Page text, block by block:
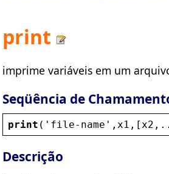
print
imprime variáveis em um
Seqüência de
print ( ' file- name ' , x1 ,[ x2
Descrição